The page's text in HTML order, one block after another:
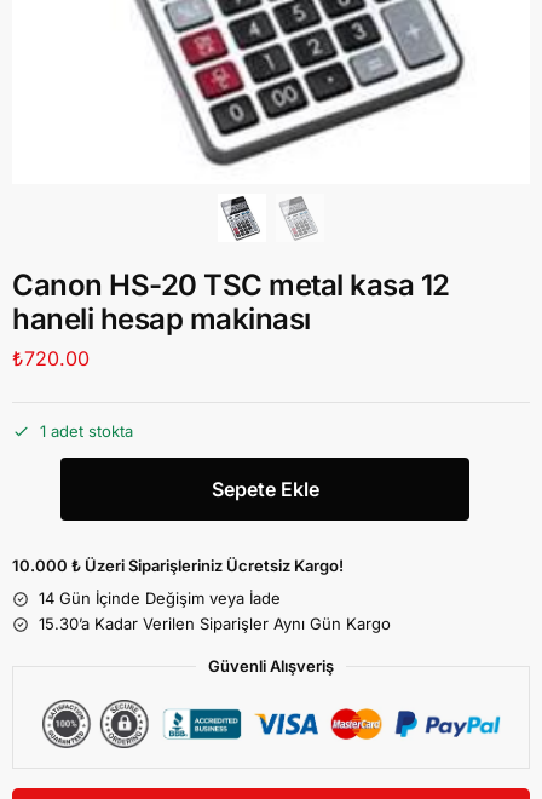
Canon HS-20 TSC metal kasa 12
haneli hesap makinası
₺720.00
1 adet stokta
Sepete Ekle
10.000 ₺ Üzeri Siparişleriniz Ücretsiz Kargo!
14 Gün İçinde Değişim veya İade
15.30’a Kadar Verilen Siparişler Aynı Gün Kargo
Güvenli Alışveriş